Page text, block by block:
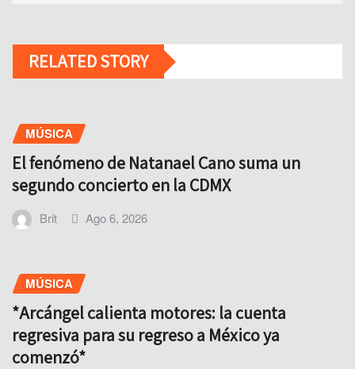
RELATED STORY
MÚSICA
El fenómeno de Natanael Cano suma un
segundo concierto en la CDMX
Brit Ago 6, 2026
MÚSICA
*Arcángel calienta motores: la cuenta
regresiva para su regreso a México ya
comenzó*